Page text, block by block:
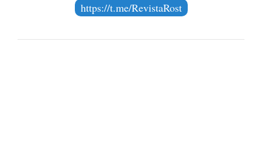
https://t.me/RevistaRost